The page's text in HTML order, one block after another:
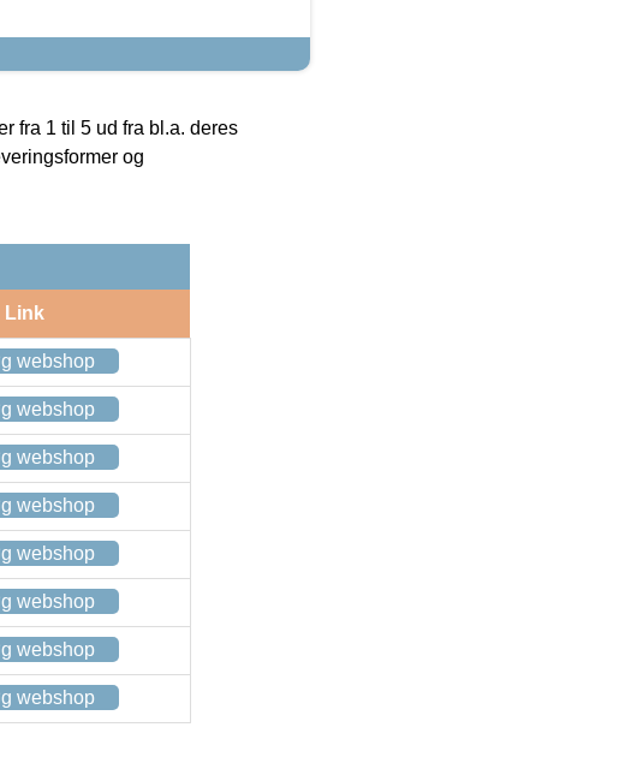
fra 1 til 5 ud fra bl.a. deres
og
Link
webshop
webshop
webshop
webshop
webshop
webshop
webshop
webshop